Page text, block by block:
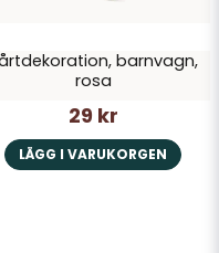
barnvagn,
rosa
29 kr
LÄGG I VARUKORGEN